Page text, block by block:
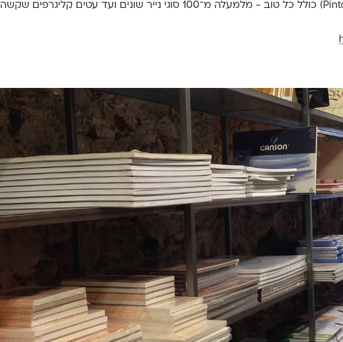
החדש שלהם (Pintor Fortuny 21) כולל כל טוב - מלמעלה מ־100 סוגי נייר שונים ועד עטים קליגרפים שקשה